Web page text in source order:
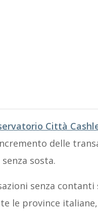
Città
delle
sosta.
senza contanti
le province